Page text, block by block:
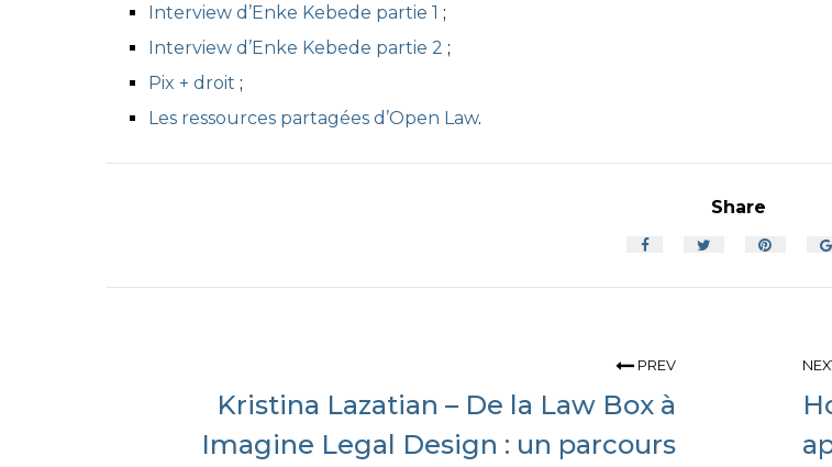
Interview d’Enke Kebede partie 1 ;
Interview d’Enke Kebede partie 2 ;
Pix + droit ;
Les ressources partagées d’Open Law.
Share
PREV
Kristina Lazatian – De la Law Box à
Imagine Legal Design : un parcours